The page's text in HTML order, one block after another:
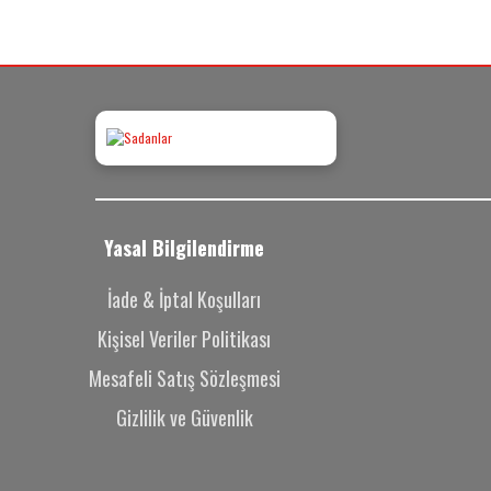
Yasal Bilgilendirme
İade & İptal Koşulları
Kişisel Veriler Politikası
Mesafeli Satış Sözleşmesi
Gizlilik ve Güvenlik